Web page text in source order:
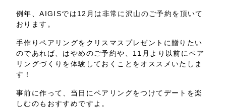
例年、AIGISでは12月は非常に沢山のご予約を頂いて
おります。
手作りペアリングをクリスマスプレゼントに贈りたい
のであれば、はやめのご予約や、11月より以前にペア
リングづくりを体験しておくことをオススメいたしま
す！
事前に作って、当日にペアリングをつけてデートを楽
しむのもおすすめですよ。